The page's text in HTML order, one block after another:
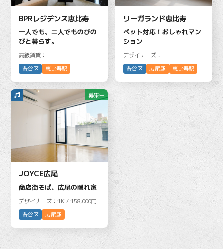
BPRレジデンス恵比寿
一人でも、二人でものびの
びと暮らす。
高級賃貸：
渋谷区
恵比寿駅
リーガランド恵比寿
ペット対応！おしゃれマン
ション
デザイナーズ：
渋谷区
広尾駅 恵比寿駅
JOYCE広尾
商店街そば、広尾の隠れ家
デザイナーズ：1K / 158,000円
渋谷区
広尾駅
募集中